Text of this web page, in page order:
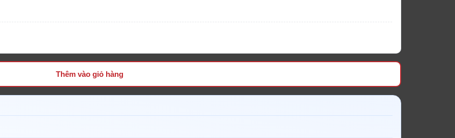
Thêm vào giỏ hàng